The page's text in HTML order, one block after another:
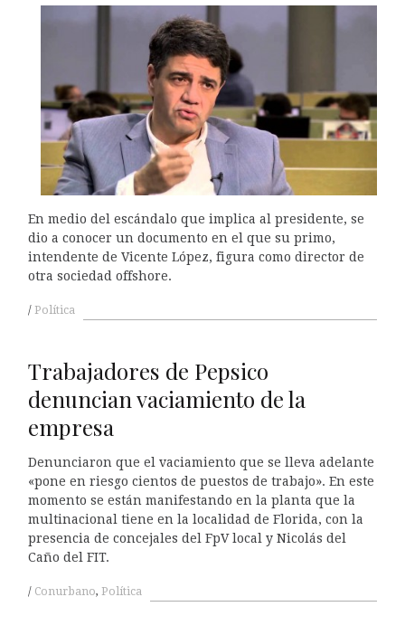
En medio del escándalo que implica al presidente, se
dio a conocer un documento en el que su primo,
intendente de Vicente López, figura como director de
otra sociedad offshore.
Política
Trabajadores de Pepsico
denuncian vaciamiento de la
empresa
Denunciaron que el vaciamiento que se lleva adelante
«pone en riesgo cientos de puestos de trabajo». En este
momento se están manifestando en la planta que la
multinacional tiene en la localidad de Florida, con la
presencia de concejales del FpV local y Nicolás del
Caño del FIT.
Conurbano, Política